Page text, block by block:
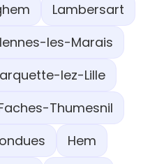
Lambersart
les-Marais
lez-Lille
Thumesnil
Hem